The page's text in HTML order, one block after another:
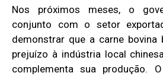
Nos próximos meses, o
conjunto com o setor
demonstrar que a carne bovina
prejuízo à indústria local
complementa sua produção.